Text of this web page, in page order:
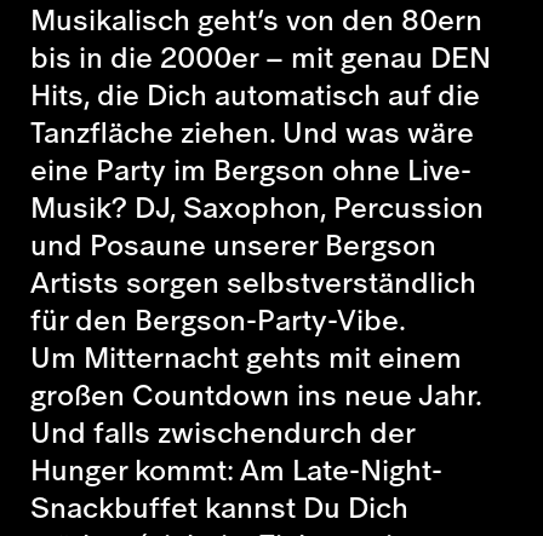
Musikalisch geht’s von den 80ern
bis in die 2000er – mit genau DEN
Hits, die Dich automatisch auf die
Tanzfläche ziehen. Und was wäre
eine Party im Bergson ohne Live-
Musik? DJ, Saxophon, Percussion
und Posaune unserer Bergson
Artists sorgen selbstverständlich
für den Bergson-Party-Vibe.
Um Mitternacht gehts mit einem
großen Countdown ins neue Jahr.
Und falls zwischendurch der
Hunger kommt: Am Late-Night-
Snackbuffet kannst Du Dich